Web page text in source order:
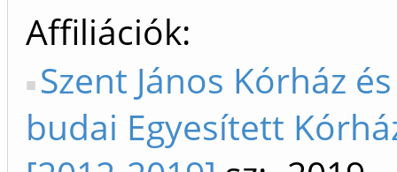
Affiliációk
Szent János Kórház
budai Egyesített